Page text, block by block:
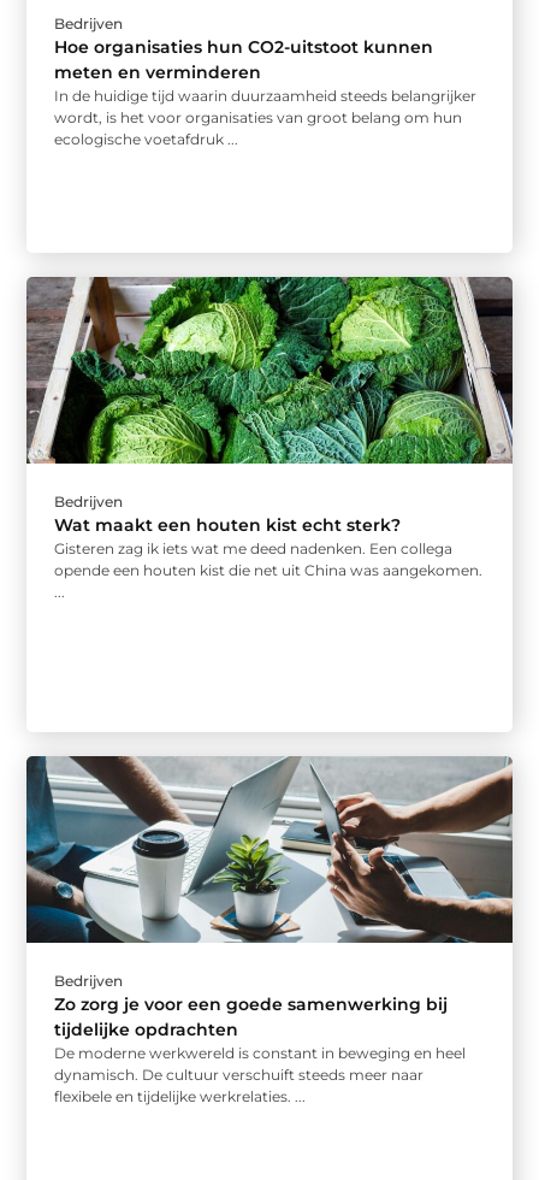
Bedrijven
Hoe organisaties hun CO2-uitstoot kunnen
meten en verminderen
In de huidige tijd waarin duurzaamheid steeds belangrijker
wordt, is het voor organisaties van groot belang om hun
ecologische voetafdruk ...
Bedrijven
Wat maakt een houten kist echt sterk?
Gisteren zag ik iets wat me deed nadenken. Een collega
opende een houten kist die net uit China was aangekomen.
...
Bedrijven
Zo zorg je voor een goede samenwerking bij
tijdelijke opdrachten
De moderne werkwereld is constant in beweging en heel
dynamisch. De cultuur verschuift steeds meer naar
flexibele en tijdelijke werkrelaties. ...